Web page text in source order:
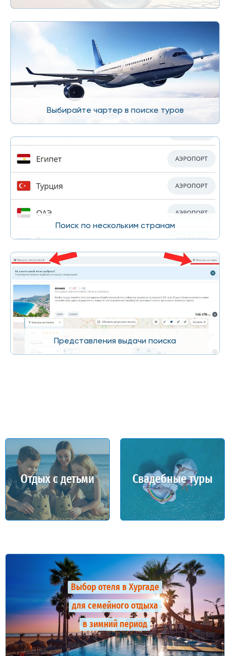
Выбирайте чартер в поиске туров
Поиск по нескольким странам
Представления выдачи поиска
Отдых с детьми Свадебные туры
Выбор отеля в Хургаде
для семейного отдыха
в зимний период